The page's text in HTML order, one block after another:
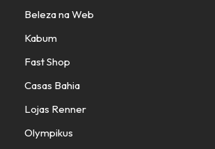
Beleza na Web
Kabum
Fast Shop
Casas Bahia
Lojas Renner
Olympikus